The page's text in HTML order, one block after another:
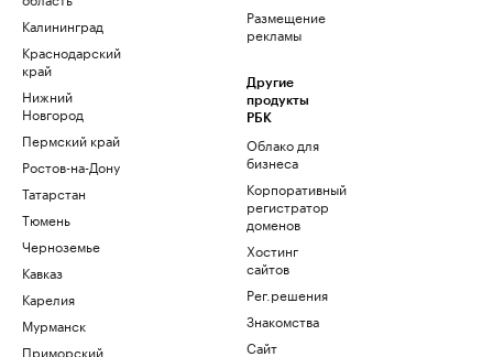
Калининград
Краснодарский
край
Нижний
Новгород
Пермский край
Ростов-на-Дону
Татарстан
Тюмень
Черноземье
Кавказ
Карелия
Мурманск
Приморский
Размещение
рекламы
Другие
продукты
РБК
Облако для
бизнеса
Корпоративный
регистратор
доменов
Хостинг
сайтов
Рег.решения
Знакомства
Сайт